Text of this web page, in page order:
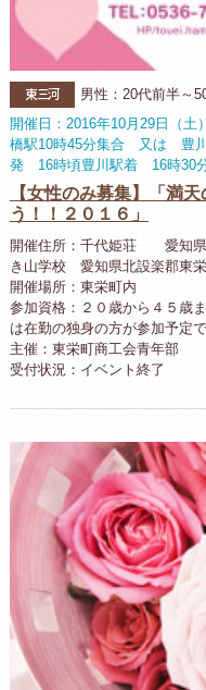
東三河
男性：20代前半～
開催日：2016年10月29日（
橋駅10時45分集合 又は 豊
発 16時頃豊川駅着 16時30
【女性のみ募集】「満
う！！２０１６」
開催住所：千代姫荘 愛知県
き山学校 愛知県北設楽郡東
開催場所：東栄町内
参加資格：２０歳から４５歳
は在勤の独身の方が参加予定で
主催：東栄町商工会青年部
受付状況：イベント終了